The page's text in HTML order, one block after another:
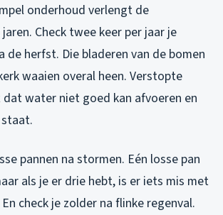
onderhoud verlengt de
Check twee keer per jaar je
de herfst. Die bladeren van de bomen
waaien overal heen. Verstopte
water niet goed kan afvoeren en
pannen na stormen. Eén losse pan
als je er drie hebt, is er iets mis met
check je zolder na flinke regenval.